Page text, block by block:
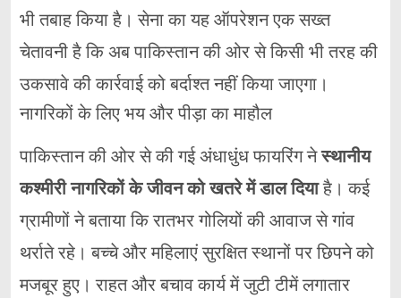
भीतबाहकियाहै।सेनाकायहऑपरेशनएकसख्त
चेतावनीहैकिअबपाकिस्तानकीओरसेकिसीभीतरहकी
उकसावेकीकार्रवाईकोबर्दाश्तनहींकियाजाएगा।
नागरिकोंकेलिए भयऔरपीड़ाकामाहौल
पाकिस्तानकीओरसेकीगईअंधाधुंधफायरिंगनेस्थानीय
कश्मीरीनागरिकोंकेजीवनकोखतरेमेंडालदियाहै।कई
ग्रामीणोंनेबतायाकिरातभरगोलियोंकीआवाजसेगांव
थर्रातेरहे।बच्चेऔरमहिलाएंसुरक्षितस्थानोंपरछिपनेको
मजबूरहुए।राहतऔरबचावकार्यमेंजुटीटीमेंलगातार